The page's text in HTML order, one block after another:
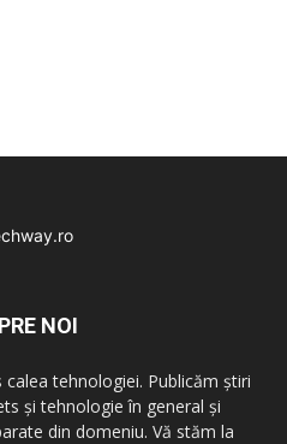
NOI
tehnologiei. Publicăm știri
și tehnologie în general și
din domeniu. Vă stăm la